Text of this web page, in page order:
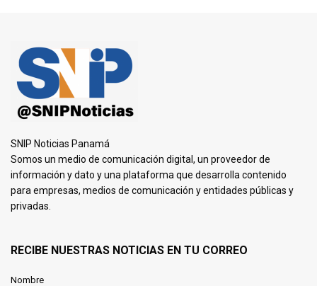
SNIP Noticias Panamá
Somos un medio de comunicación digital, un proveedor de
información y dato y una plataforma que desarrolla contenido
para empresas, medios de comunicación y entidades públicas y
privadas.
RECIBE NUESTRAS NOTICIAS EN TU CORREO
Nombre